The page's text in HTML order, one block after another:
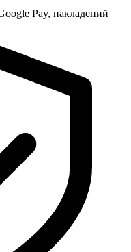
Pay, накладений